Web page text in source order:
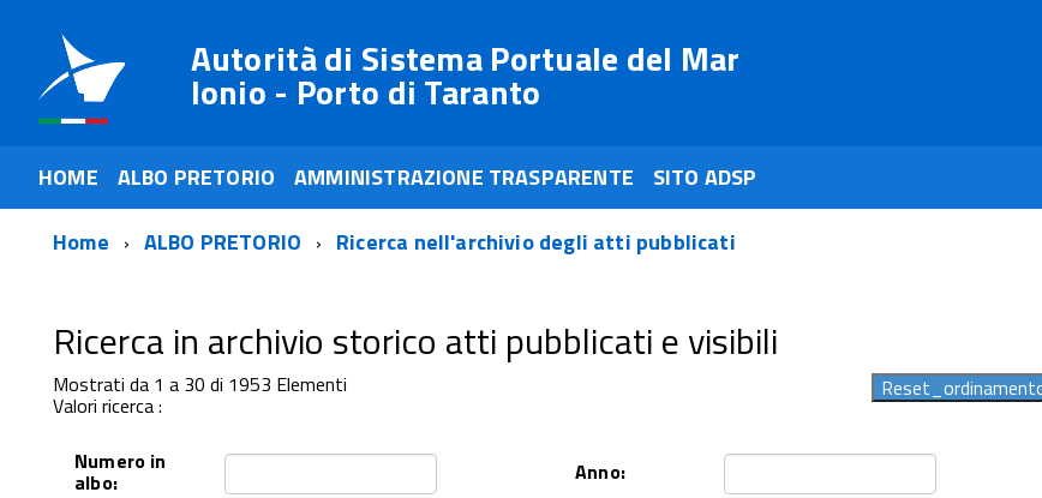
Autorità di Sistema Portuale del Mar
Ionio - Porto di Taranto
HOME ALBO PRETORIO AMMINISTRAZIONE TRASPARENTE
SITO ADSP
Home
ALBO PRETORIO Ricerca nell'archivio degli atti pubblicati
Ricerca in archivio storico atti pubblicati e visibili
Mostrati da 1 a 30 di 1953 Elementi
Valori ricerca :
Numero in
albo: Anno: